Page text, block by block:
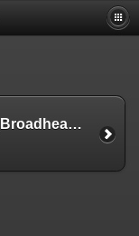
Familie Liposcelididae (Broadhead, 1950)